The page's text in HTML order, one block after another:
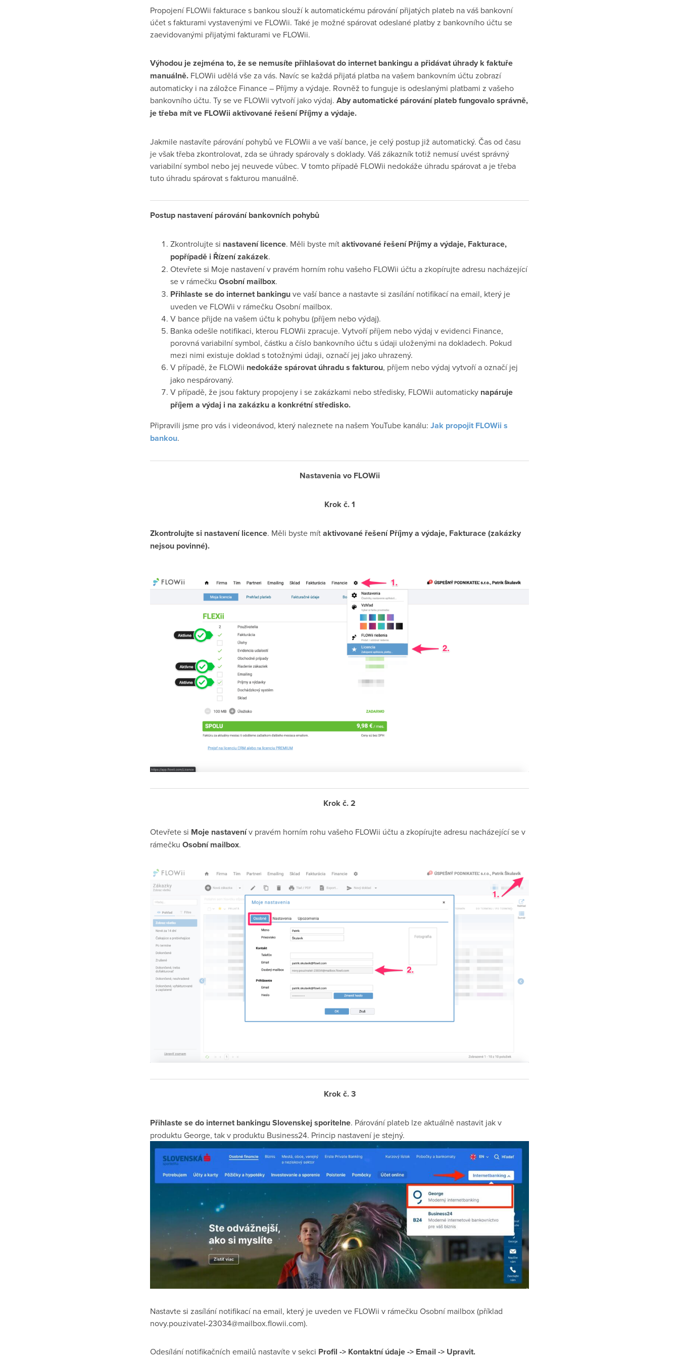
Propojení FLOWii fakturace s bankou slouží k automatickému párování přijatých plateb na váš bankovní
účet s fakturami vystavenými ve FLOWii. Také je možné spárovat odeslané platby z bankovního účtu se
zaevidovanými přijatými fakturami ve FLOWii.
Výhodou je zejména to, že se nemusíte přihlašovat do internet bankingu a přidávat úhrady k faktuře
manuálně. FLOWii udělá vše za vás. Navíc se každá přijatá platba na vašem bankovním účtu zobrazí
automaticky i na záložce Finance – Příjmy a výdaje. Rovněž to funguje is odeslanými platbami z vašeho
bankovního účtu. Ty se ve FLOWii vytvoří jako výdaj. Aby automatické párování plateb fungovalo správně,
je třeba mít ve FLOWii aktivované řešení Příjmy a výdaje.
Jakmile nastavíte párování pohybů ve FLOWii a ve vaší bance, je celý postup již automatický. Čas od času
je však třeba zkontrolovat, zda se úhrady spárovaly s doklady. Váš zákazník totiž nemusí uvést správný
variabilní symbol nebo jej neuvede vůbec. V tomto případě FLOWii nedokáže úhradu spárovat a je třeba
tuto úhradu spárovat s fakturou manuálně.
Postup nastavení párování bankovních pohybů
Zkontrolujte si nastavení licence. Měli byste mítaktivované řešení Příjmy a výdaje, Fakturace,
popřípadě i Řízení zakázek.
Otevřete si Moje nastavení v pravém horním rohu vašeho FLOWii účtu a zkopírujte adresu nacházející
se v rámečku Osobní mailbox.
Přihlaste se do internet bankinguve vaší bance a nastavte si zasílání notifikací na email, který je
uveden ve FLOWii v rámečku Osobní mailbox.
V bance přijde na vašem účtu k pohybu (příjem nebo výdaj).
Banka odešle notifikaci, kterou FLOWii zpracuje. Vytvoří příjem nebo výdaj v evidenci Finance,
porovná variabilní symbol, částku a číslo bankovního účtu s údaji uloženými na dokladech. Pokud
mezi nimi existuje doklad s totožnými údaji, označí jej jako uhrazený.
V případě, že FLOWii nedokáže spárovat úhradu s fakturou, příjem nebo výdaj vytvoří a označí jej
jako nespárovaný.
V případě, že jsou faktury propojeny i se zakázkami nebo středisky, FLOWii automaticky napáruje
příjem a výdaj i na zakázku a konkrétní středisko.
Připravili jsme pro vás i videonávod, který naleznete na našem YouTube kanálu: Jak propojit FLOWii s
bankou.
Nastavenia vo FLOWii
Krok č. 1
Zkontrolujte si nastavení licence. Měli byste mítaktivované řešení Příjmy a výdaje, Fakturace (zakázky
nejsou povinné).
Krok č. 2
Otevřete si Moje nastavenív pravém horním rohu vašeho FLOWii účtu a zkopírujte adresu nacházející se v
rámečku Osobní mailbox.
Krok č. 3
Přihlaste se do internet bankingu Slovenskej sporitelne. Párování plateb lze aktuálně nastavit jak v
produktu George, tak v produktu Business24. Princip nastavení je stejný.
Nastavte si zasílání notifikací na email, který je uveden ve FLOWii v rámečku Osobní mailbox (příklad
novy.pouzivatel-23034@mailbox.flowii.com).
Odesílání notifikačních emailů nastavíte v sekci Profil -> Kontaktní údaje -> Email -> Upravit.